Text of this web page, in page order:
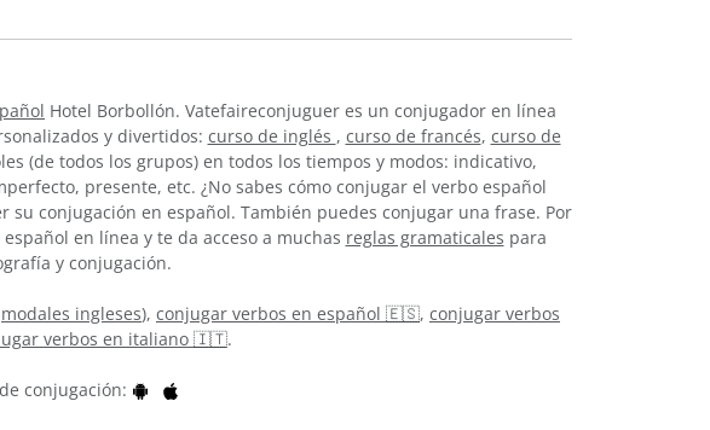
Hotel Borbollón. Vatefaireconjuguer es un conjugador en línea
y divertidos: curso de inglés , curso de francés, curso de
(de todos los grupos) en todos los tiempos y modos: indicativo,
presente, etc. ¿No sabes cómo conjugar el verbo español
conjugación en español. También puedes conjugar una frase. Por
en línea y te da acceso a muchas reglas gramaticales para
y conjugación.
modales ingleses), conjugar verbos en español 🇪🇸, conjugar verbos
verbos en italiano 🇮🇹.
conjugación: